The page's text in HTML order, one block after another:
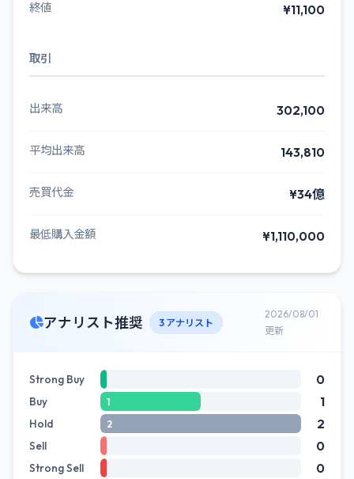
終値 ¥11,100
取引
出来高 302,100
平均出来高 143,810
売買代金 ¥34億
最低購入金額 ¥1,110,000
アナリスト推奨 3 アナリスト
2026/08/01
更新
Strong Buy 0
Buy 1 1
Hold 2 2
Sell 0
Strong Sell 0